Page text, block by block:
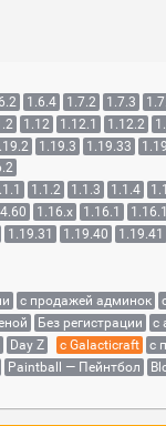
1.6.4 1.7.2 1.7.3
1.12 1.12.1 1.12.2
1.19.3 1.19.33
1.1.2 1.1.3 1.1.4
1.16.x 1.16.1
1.19.31 1.19.40 1.19.41
с продажей админок
Без регистрации с
Day Z с Galacticraft с
Paintball — Пейнтбол